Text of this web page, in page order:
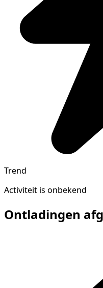
Trend
Activiteit is onbekend
Ontladingen